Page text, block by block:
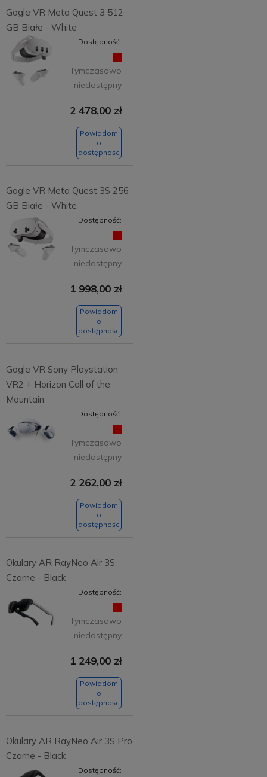
Gogle VR Meta Quest 3 512
GB Białe - White
Dostępność:
Tymczasowo
niedostępny
2 478,00 zł
Powiadom
o
dostępności
Gogle VR Meta Quest 3S 256
GB Białe - White
Dostępność:
Tymczasowo
niedostępny
1 998,00 zł
Powiadom
o
dostępności
Gogle VR Sony Playstation
VR2 + Horizon Call of the
Mountain
Dostępność:
Tymczasowo
niedostępny
2 262,00 zł
Powiadom
o
dostępności
Okulary AR RayNeo Air 3S
Czarne - Black
Dostępność:
Tymczasowo
niedostępny
1 249,00 zł
Powiadom
o
dostępności
Okulary AR RayNeo Air 3S Pro
Czarne - Black
Dostępność: